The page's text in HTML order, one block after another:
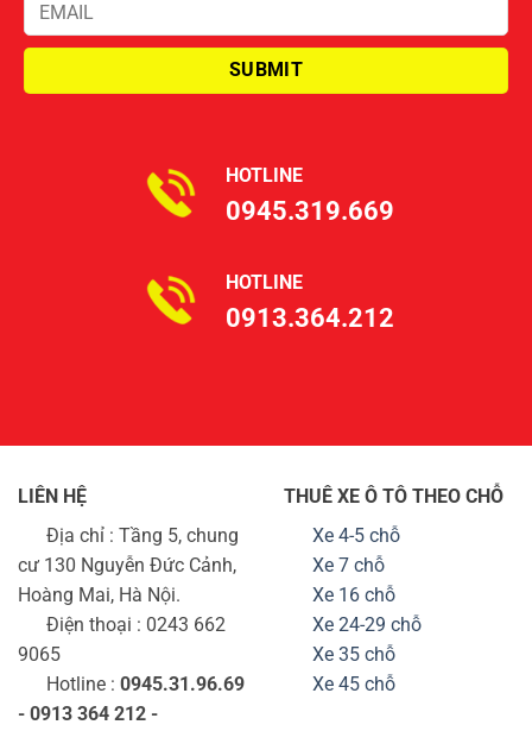
HOTLINE
0945.319.669
HOTLINE
0913.364.212
LIÊN HỆ
Địa chỉ : Tầng 5, chung
cư 130 Nguyễn Đức Cảnh,
Hoàng Mai, Hà Nội.
Điện thoại : 0243 662
9065
Hotline : 0945.31.96.69
- 0913 364 212 -
THUÊ XE Ô TÔ THEO CHỖ
Xe 4-5 chỗ
Xe 7 chỗ
Xe 16 chỗ
Xe 24-29 chỗ
Xe 35 chỗ
Xe 45 chỗ